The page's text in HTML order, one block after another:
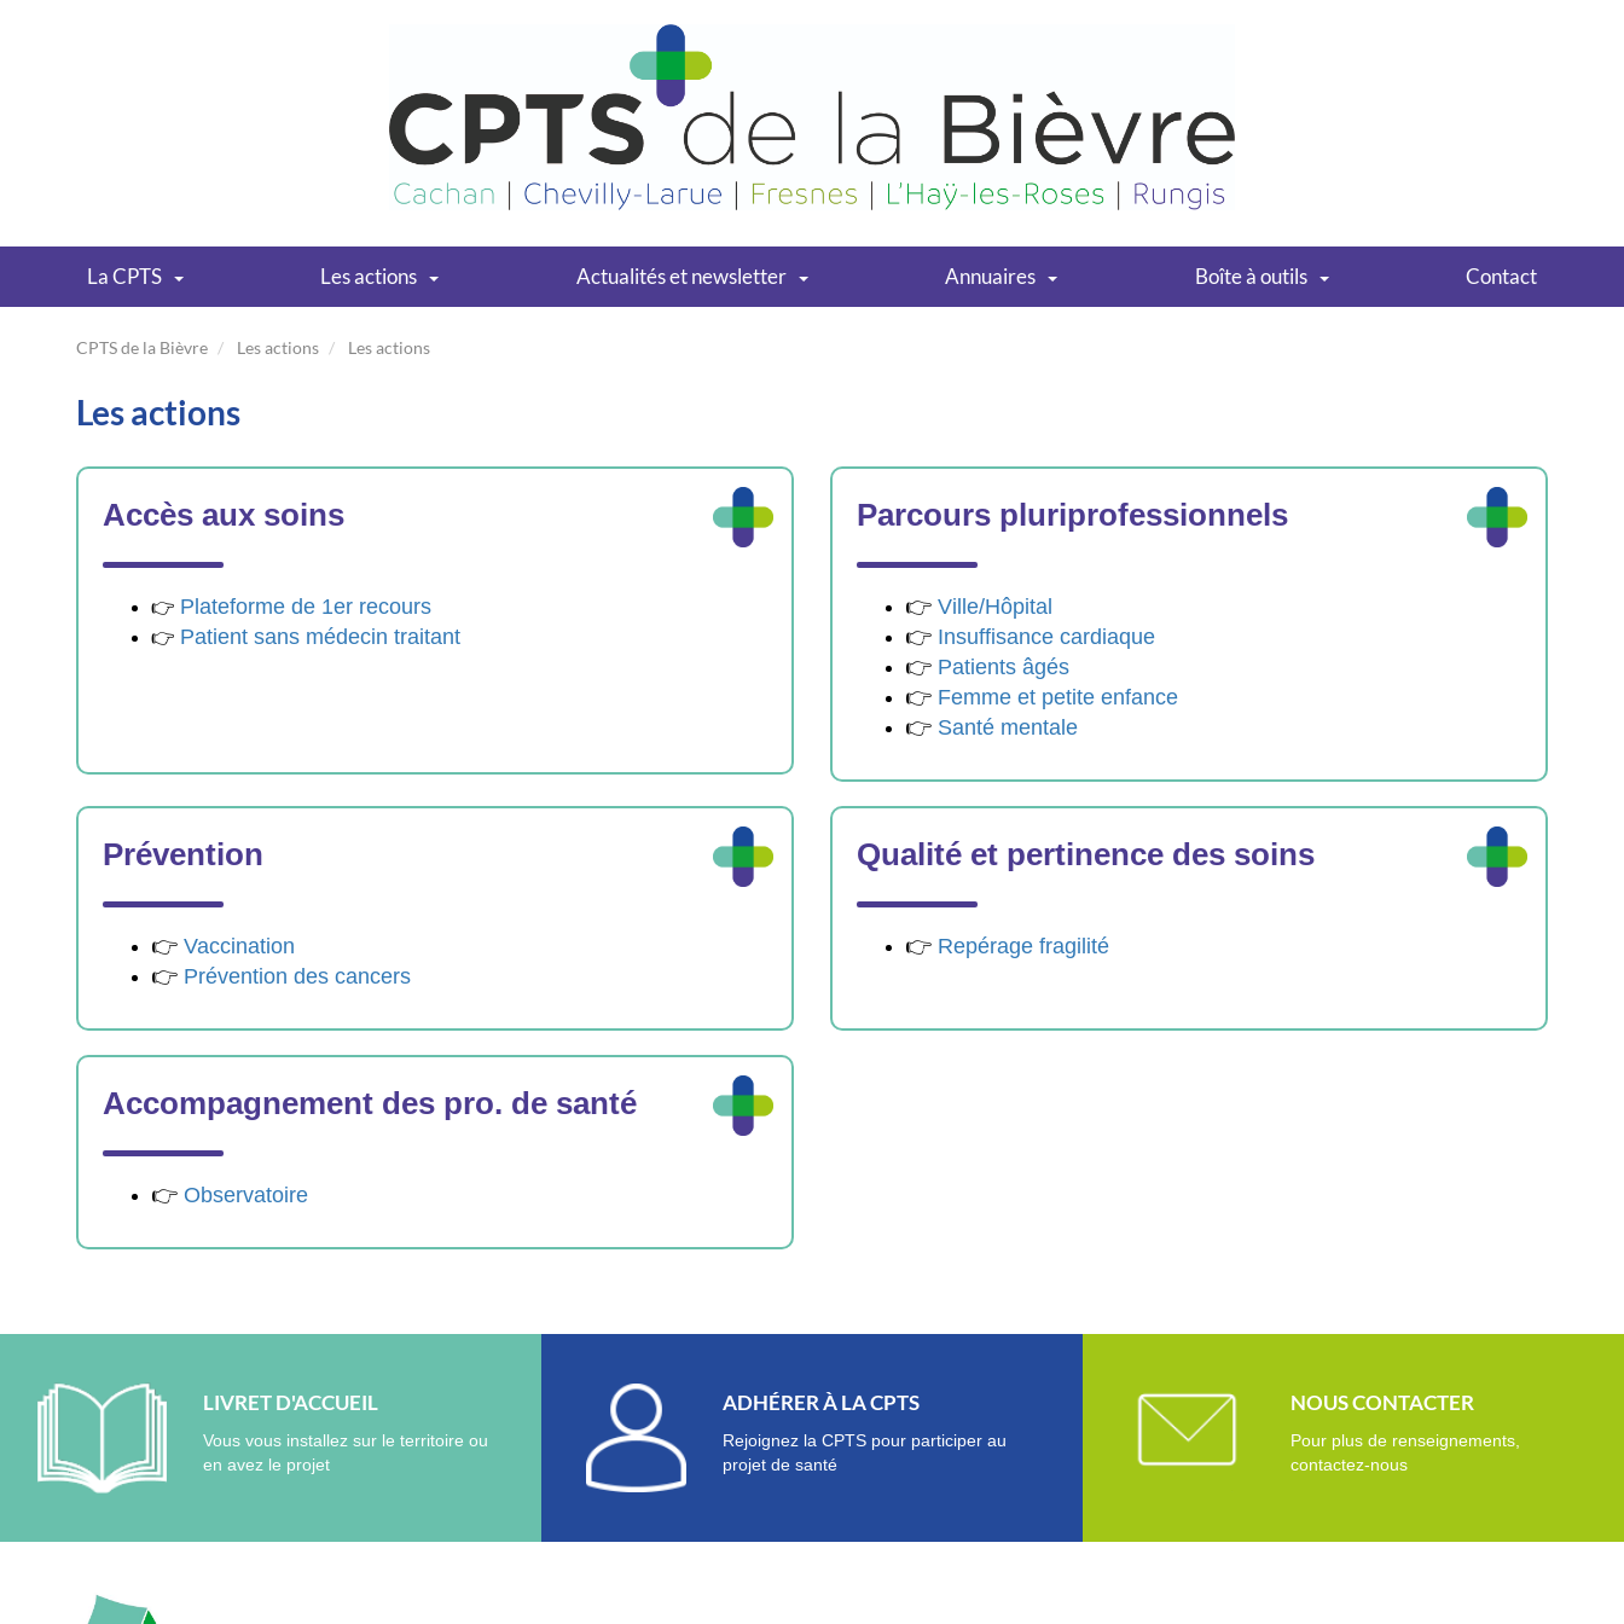
La CPTS Les actions Actualités et newsletter Annuaires Boîte à outils Contact
CPTS de la Bièvre Les actions Les actions
Les actions
Accès aux soins
👉 Plateforme de 1er recours
👉 Patient sans médecin traitant
Parcours pluriprofessionnels
👉 Ville/Hôpital
👉 Insuffisance cardiaque
👉 Patients âgés
👉 Femme et petite enfance
👉 Santé mentale
Prévention
👉 Vaccination
👉 Prévention des cancers
Qualité et pertinence des soins
👉 Repérage fragilité
Accompagnement des pro. de santé
👉 Observatoire
LIVRET D'ACCUEIL
Vous vous installez sur le territoire ou
en avez le projet
ADHÉRER À LA CPTS
Rejoignez la CPTS pour participer au
projet de santé
NOUS CONTACTER
Pour plus de renseignements,
contactez-nous